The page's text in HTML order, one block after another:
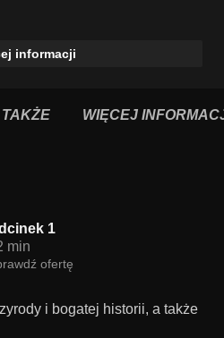
informacji
WIĘCEJ
1
min
ofertę
i bogatej historii, a także